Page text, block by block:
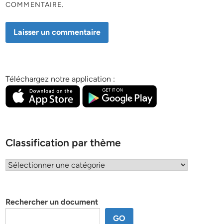
COMMENTAIRE.
Téléchargez notre application :
Classification par thème
Classification
Rechercher un document
GO